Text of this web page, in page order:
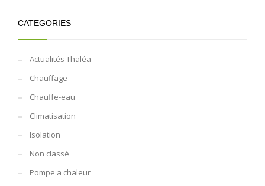
CATEGORIES
Actualités Thaléa
Chauffage
Chauffe-eau
Climatisation
Isolation
Non classé
Pompe a chaleur